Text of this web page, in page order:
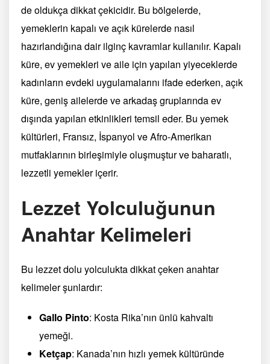
de oldukça dikkat çekicidir. Bu bölgelerde,
yemeklerin kapalı ve açık kürelerde nasıl
hazırlandığına dair ilginç kavramlar kullanılır. Kapalı
küre, ev yemekleri ve aile için yapılan yiyeceklerde
kadınların evdeki uygulamalarını ifade ederken, açık
küre, geniş ailelerde ve arkadaş gruplarında ev
dışında yapılan etkinlikleri temsil eder. Bu yemek
kültürleri, Fransız, İspanyol ve Afro-Amerikan
mutfaklarının birleşimiyle oluşmuştur ve baharatlı,
lezzetli yemekler içerir.
Lezzet Yolculuğunun
Anahtar Kelimeleri
Bu lezzet dolu yolculukta dikkat çeken anahtar
kelimeler şunlardır:
Gallo Pinto: Kosta Rika’nın ünlü kahvaltı
yemeği.
Ketçap: Kanada’nın hızlı yemek kültüründe